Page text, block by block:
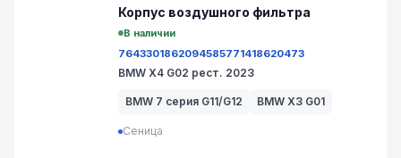
Корпус воздушногo фильтра
В наличии
7643301862094585771418620473
BMW X4 G02 рест. 2023
BMW 7 серия G11/G12 BMW X3 G01
Сеница